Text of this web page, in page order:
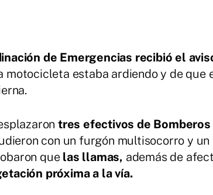
de Emergencias recibió el
motocicleta estaba ardiendo y de que
tres efectivos de Bomberos
con un furgón multisocorro y
quelas llamas, además de
próxima a la vía.